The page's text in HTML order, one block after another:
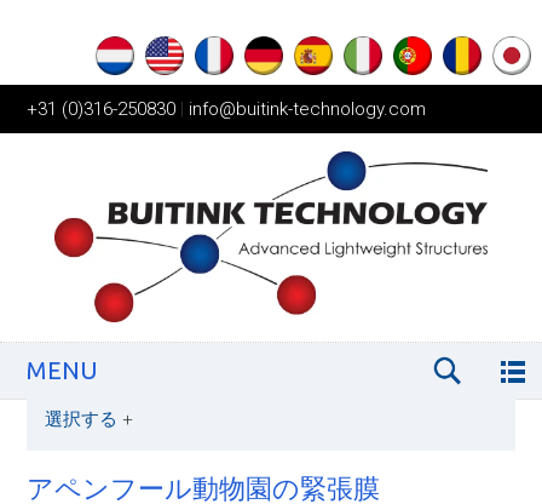
+31 (0)316-250830 | info@buitink-technology.com
MENU
選択する +
アペンフール動物園の緊張膜